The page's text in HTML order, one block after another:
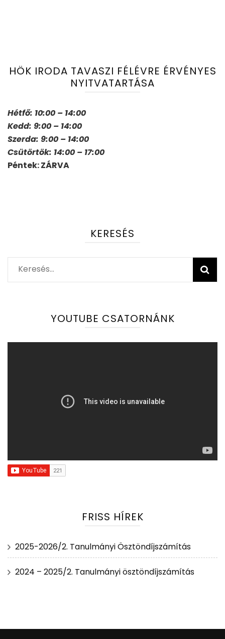
HÖK IRODA TAVASZI FÉLÉVRE ÉRVÉNYES
NYITVATARTÁSA
Hétfő: 10:00 – 14:00
Kedd: 9:00 – 14:00
Szerda: 9:00 – 14:00
Csütörtök: 14:00 – 17:00
Péntek: ZÁRVA
KERESÉS
Keresés:
YOUTUBE CSATORNÁNK
FRISS HÍREK
2025-2026/2. Tanulmányi Ösztöndíjszámítás
2024 – 2025/2. Tanulmányi ösztöndíjszámítás